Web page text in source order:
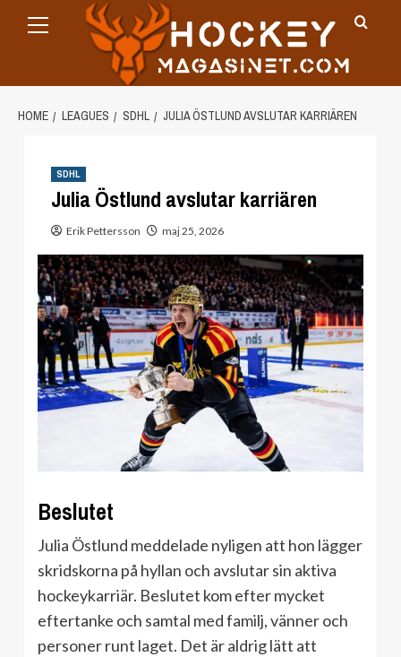
Menu
HOME LEAGUES SDHL JULIA ÖSTLUND AVSLUTAR KARRIÄREN
SDHL
Julia Östlund avslutar karriären
Erik Pettersson maj 25, 2026
Beslutet
Julia Östlund meddelade nyligen att hon lägger
skridskorna på hyllan och avslutar sin aktiva
hockeykarriär. Beslutet kom efter mycket
eftertanke och samtal med familj, vänner och
personer runt laget. Det är aldrig lätt att